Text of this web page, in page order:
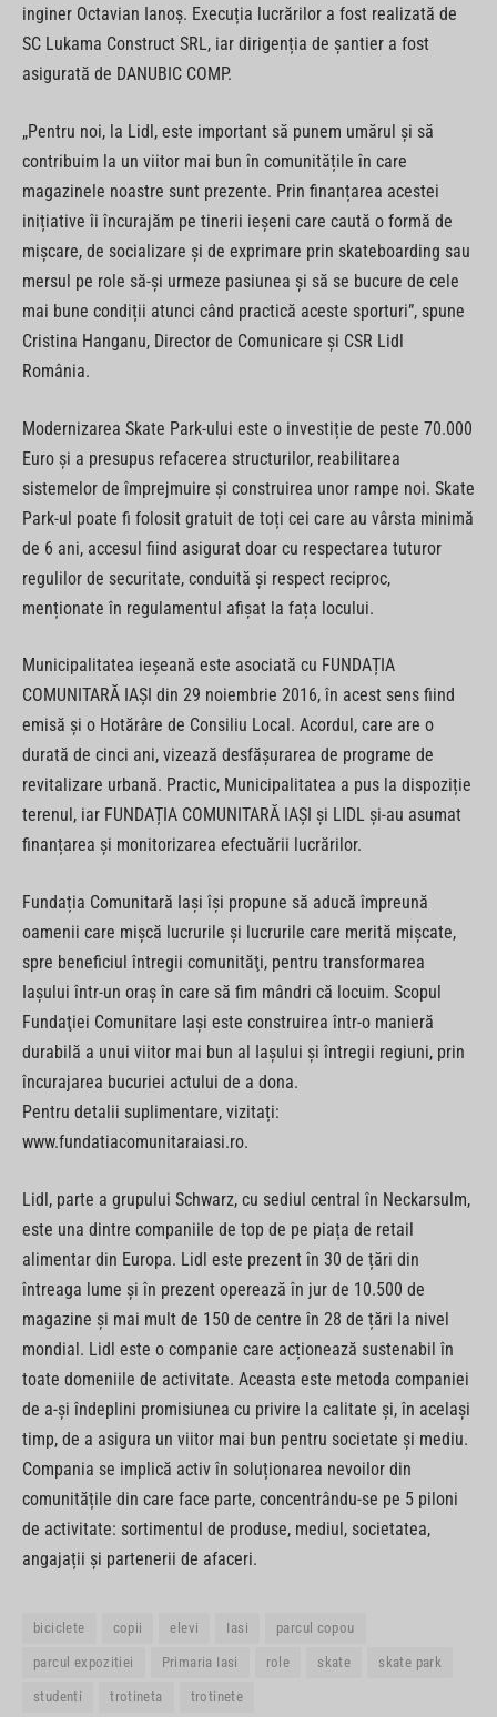
inginer Octavian Ianoș. Execuția lucrărilor a fost realizată de
SC Lukama Construct SRL, iar dirigenția de șantier a fost
asigurată de DANUBIC COMP.
„Pentru noi, la Lidl, este important să punem umărul și să
contribuim la un viitor mai bun în comunitățile în care
magazinele noastre sunt prezente. Prin finanțarea acestei
inițiative îi încurajăm pe tinerii ieșeni care caută o formă de
mișcare, de socializare și de exprimare prin skateboarding sau
mersul pe role să-și urmeze pasiunea și să se bucure de cele
mai bune condiții atunci când practică aceste sporturi”, spune
Cristina Hanganu, Director de Comunicare și CSR Lidl
România.
Modernizarea Skate Park-ului este o investiție de peste 70.000
Euro și a presupus refacerea structurilor, reabilitarea
sistemelor de împrejmuire și construirea unor rampe noi. Skate
Park-ul poate fi folosit gratuit de toți cei care au vârsta minimă
de 6 ani, accesul fiind asigurat doar cu respectarea tuturor
regulilor de securitate, conduită și respect reciproc,
menționate în regulamentul afișat la fața locului.
Municipalitatea ieșeană este asociată cu FUNDAȚIA
COMUNITARĂ IAȘI din 29 noiembrie 2016, în acest sens fiind
emisă și o Hotărâre de Consiliu Local. Acordul, care are o
durată de cinci ani, vizează desfășurarea de programe de
revitalizare urbană. Practic, Municipalitatea a pus la dispoziție
terenul, iar FUNDAȚIA COMUNITARĂ IAȘI și LIDL și-au asumat
finanțarea și monitorizarea efectuării lucrărilor.
Fundația Comunitară Iași îşi propune să aducă împreună
oamenii care mişcă lucrurile şi lucrurile care merită mişcate,
spre beneficiul întregii comunităţi, pentru transformarea
Iaşului într-un oraş în care să fim mândri că locuim. Scopul
Fundaţiei Comunitare Iaşi este construirea într-o manieră
durabilă a unui viitor mai bun al Iaşului şi întregii regiuni, prin
încurajarea bucuriei actului de a dona.
Pentru detalii suplimentare, vizitați:
www.fundatiacomunitaraiasi.ro.
Lidl, parte a grupului Schwarz, cu sediul central în Neckarsulm,
este una dintre companiile de top de pe piața de retail
alimentar din Europa. Lidl este prezent în 30 de țări din
întreaga lume și în prezent operează în jur de 10.500 de
magazine și mai mult de 150 de centre în 28 de țări la nivel
mondial. Lidl este o companie care acționează sustenabil în
toate domeniile de activitate. Aceasta este metoda companiei
de a-și îndeplini promisiunea cu privire la calitate și, în același
timp, de a asigura un viitor mai bun pentru societate și mediu.
Compania se implică activ în soluționarea nevoilor din
comunitățile din care face parte, concentrându-se pe 5 piloni
de activitate: sortimentul de produse, mediul, societatea,
angajații și partenerii de afaceri.
biciclete copii elevi Iasi parcul copou
parcul expozitiei Primaria Iasi role skate skate park
studenti trotineta trotinete